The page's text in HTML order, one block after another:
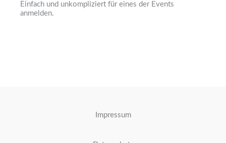
Einfach und unkompliziert für eines der Events
anmelden.
Impressum